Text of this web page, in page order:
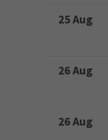
25 Aug
26 Aug
26 Aug